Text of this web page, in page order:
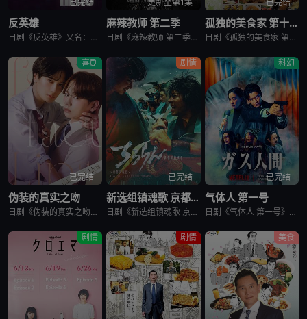
已完结
反英雄
日剧《反英雄》又名：ANTI HERO,アンチヒーロー，讲述了：本剧超越了“律政电视剧”的框架，通过长谷川博己饰演的反英雄，向观众传达“正义到底是什么?”“被认为是世上的恶，真的是坏事吗?”，以快速的
更新至第1集
麻辣教师 第二季
日剧《麻辣教师 第二季》又名：GTO 2,GTO 続編，讲述了：故事背景设定在由大型企业出资设立的私立诚进学园。在这个推崇数字化管理、师生评价透明化的“令和教育现场”，52岁的鬼塚英吉将出任班主任。面
已完结
孤独的美食家 第十一季
日剧《孤独的美食家 第十一季》又名：孤独のグルメ Season11，讲述了：《孤独的美食家》 第11季宣布回归，定档4月3日开播。这也是继2022年10月第10季播出以来，该系列时隔三年半再次推出新一
喜剧
已完结
伪装的真实之吻
日剧《伪装的真实之吻》又名：Fake Fact Lips,フェイクファクトリップス，讲述了：四谷良与志藤全自高中时代起便是竞争对手，如今又成为营业部同期。同样优秀的两人，从成绩、运动到情人节巧克力数量
剧情
已完结
新选组镇魂歌 京都决战篇
日剧《新选组镇魂歌 京都决战篇》又名：ちるらん 新撰組鎮魂歌 配信ドラマ,ちるらん 新撰組鎮魂歌 京都決戦篇，讲述了：幕末的江户，终日打架斗殴、被称作“刺头”的土方岁三，与近藤勇、山南敬助、冲田总司等
科幻
已完结
气体人 第一号
日剧《气体人 第一号》又名：气体人第一号,气体人 第1号,气体人,Human Vapor,ガス人間，讲述了：冈本贤治（小栗旬 饰）是一位停职中的刑警，受命追查造成一连串离奇命案的罪魁祸首。一切始于一位
剧情 剧情 美食